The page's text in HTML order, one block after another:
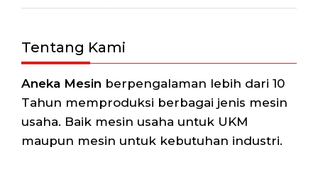
Tentang Kami
Aneka Mesin berpengalaman lebih dari 10
Tahun memproduksi berbagai jenis mesin
usaha. Baik mesin usaha untuk UKM
maupun mesin untuk kebutuhan industri.